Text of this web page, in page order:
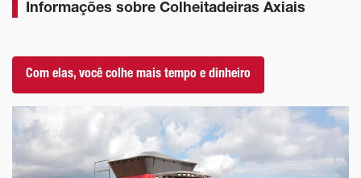
Informações sobre Colheitadeiras Axiais
Com elas, você colhe mais tempo e dinheiro